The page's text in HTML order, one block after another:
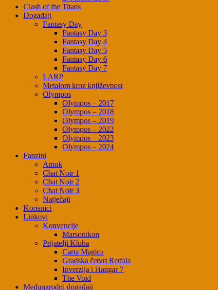
Clash of the Titans
Događaji
Fantasy Day
Fantasy Day 3
Fantasy Day 4
Fantasy Day 5
Fantasy Day 6
Fantasy Day 7
LARP
Metalom kroz književnost
Olympos
Olympos – 2017
Olympos – 2018
Olympos – 2019
Olympos – 2022
Olympos – 2023
Olympos – 2024
Fanzini
Amok
Chat Noir 1
Chat Noir 2
Chat Noir 3
Natječaji
Korisnici
Linkovi
Konvencije
Marsonikon
Prijatelji Kluba
Carta Magica
Gradska četvrt Retfala
Inverzija i Hangar 7
The Void
Međunarodni događaji